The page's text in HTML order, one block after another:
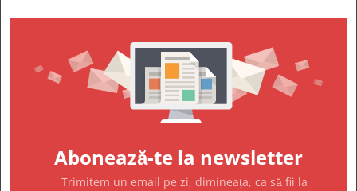
Abonează-te la newsletter
Trimitem un email pe zi, dimineața, ca să fii la